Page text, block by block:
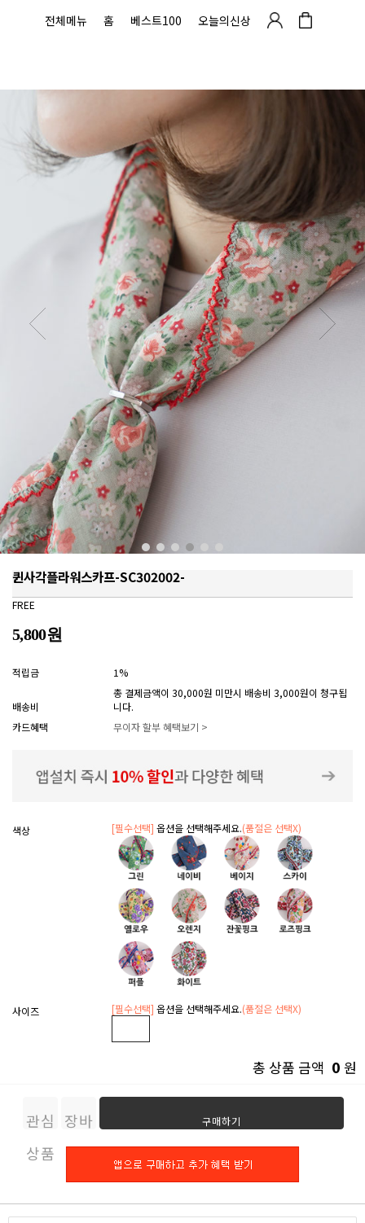
전체메뉴 홈 베스트100 오늘의신상
퀸사각플라워스카프-SC302002-
FREE
5,800원
적립금 1%
배송비
총 결제금액이 30,000원 미만시 배송비 3,000원이 청구됩
니다.
카드혜택
무이자 할부 혜택보기 >
색상 [필수선택] 옵션을 선택해주세요.(품절은 선택X)
사이즈 [필수선택] 옵션을 선택해주세요.(품절은 선택X)
총 상품 금액 0 원
관심
상품
장바
구니
구매하기